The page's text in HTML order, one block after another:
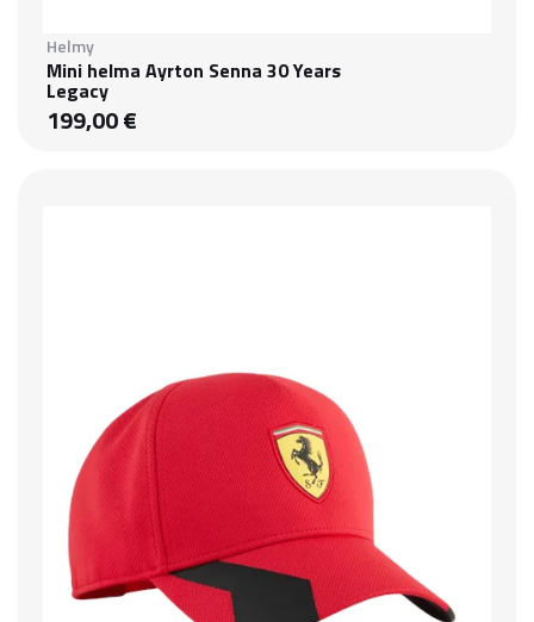
Helmy
Mini helma Ayrton Senna 30 Years
Legacy
199,00 €